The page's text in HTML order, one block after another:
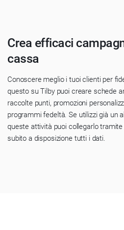
Crea efficaci
cassa
Conoscere meglio i tuoi clienti per
questo su Tilby puoi creare schede
raccolte punti, promozioni
programmi fedeltà. Se utilizzi già un
queste attività puoi collegarlo
subito a disposizione tutti i dati.